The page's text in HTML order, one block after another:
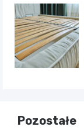
Pozostałe